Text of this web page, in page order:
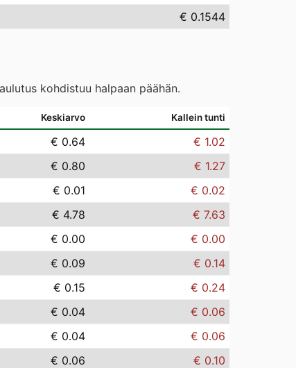
€ 0.1544
kohdistuu halpaan päähän.
Keskiarvo Kallein tunti
€ 0.64
€ 1.02
€ 0.80
€ 1.27
€ 0.01
€ 0.02
€ 4.78
€ 7.63
€ 0.00
€ 0.00
€ 0.09
€ 0.14
€ 0.15
€ 0.24
€ 0.04
€ 0.06
€ 0.04
€ 0.06
€ 0.06 € 0.10